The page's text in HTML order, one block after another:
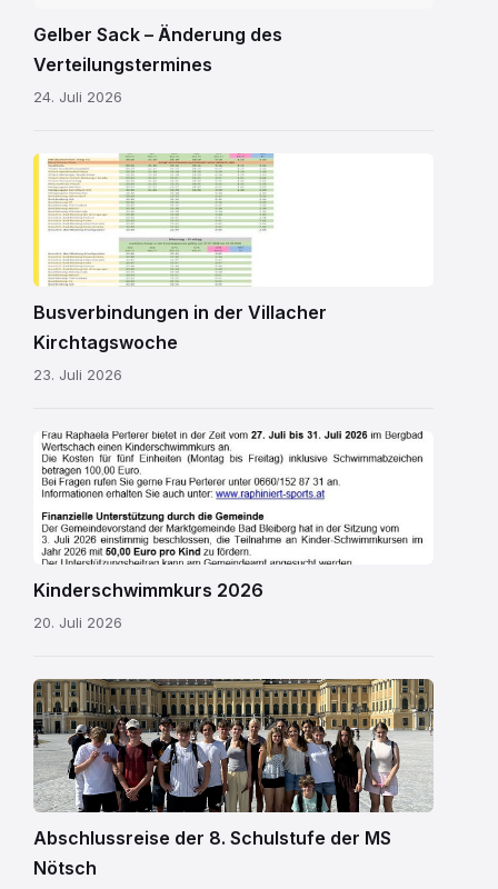
Gelber Sack – Änderung des
Verteilungstermines
24. Juli 2026
Kirchtagsbus
2026.pdf
Busverbindungen in der Villacher
Kirchtagswoche
23. Juli 2026
Schwimmkurs
2026.jpg
Kinderschwimmkurs 2026
20. Juli 2026
MS
Nötsch
Wien
01.png
Abschlussreise der 8. Schulstufe der MS
Nötsch